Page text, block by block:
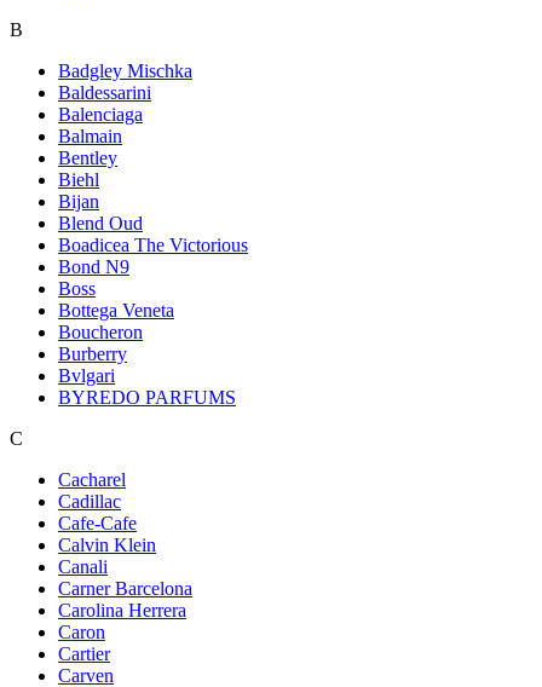
B
Badgley Mischka
Baldessarini
Balenciaga
Balmain
Bentley
Biehl
Bijan
Blend Oud
Boadicea The Victorious
Bond N9
Boss
Bottega Veneta
Boucheron
Burberry
Bvlgari
BYREDO PARFUMS
C
Cacharel
Cadillac
Cafe-Cafe
Calvin Klein
Canali
Carner Barcelona
Carolina Herrera
Caron
Cartier
Carven